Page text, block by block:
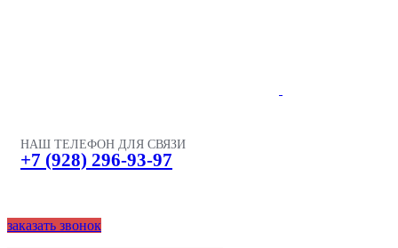
НАШ ТЕЛЕФОН ДЛЯ СВЯЗИ
+7 (928) 296-93-97
заказать звонок